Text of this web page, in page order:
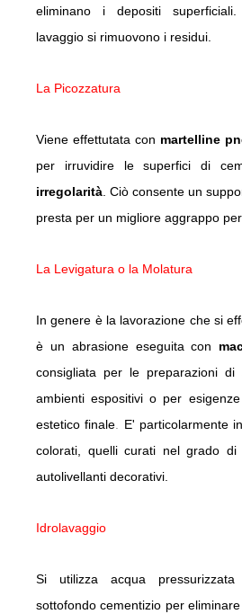
eliminano i depositi
lavaggio si rimuovono i residui.
La Picozzatura
Viene effettutata con martelline
per irruvidire le superfici di
irregolarità. Ciò consente un
presta per un migliore aggrappo
La Levigatura o la Molatura
In genere è la lavorazione che si
è un abrasione eseguita con
consigliata per le preparazioni di
ambienti espositivi o per
estetico finale. E' particolarmente
colorati, quelli curati nel grado di
autolivellanti decorativi.
Idrolavaggio
Si utilizza acqua
sottofondo cementizio per